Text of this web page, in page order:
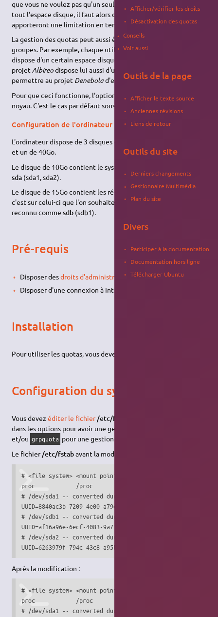
que vous ne voulez pas qu'un seul utilisateur puisse occuper
tout l'espace disque, il faut alors définir des quotas qui
apporteront une limitation en terme d'espace disque utilisé.
La gestion des quotas peut aussi être utilisée au niveau des
groupes. Par exemple, chaque utilisateur du projet
dispose d'un certain espace disque, et le dossier commun du
projet Albireodispose lui aussi d'une taille maximale afin de
permettre au projet Denebolad'exister.
Pour que ceci fonctionne, l'option doit être activée dans le
noyau. C'est le cas par défaut sous Ubuntu.
Configuration de l'ordinateur d'exemple
L'ordinateur dispose de 3 disques dur : un de 10Go, un de 15Go,
et un de 40Go.
Le disque de 10Go contient le système. Il est reconnu comme
sda (sda1, sda2).
Le disque de 15Go contient les répertoires des utilisateurs,
c'est sur celui-ci que l'on souhaite définir les quotas. il est
reconnu commesdb (sdb1).
Pré-requis
Disposer desdroits d'administration
Disposer d'une connexion à Internet configurée et activée.
Installation
Pour utiliser les quotas, vous devez
Configuration du système
Vous devezéditer le fichier/etc/fstab
dans les options pour avoir une gestion au niveau utilisateur,
et/ou grpquota pour une gestion par groupe.
Le fichier/etc/fstabavant la modification :
# <file system> <mount point>   <type>  <options>
proc            /proc           proc    defaults
# /dev/sda1 -- converted during upgrade to edgy
UUID=8840ac3b-7209-4e00-a79e-d393de74e0ca / ext3
# /dev/sdb1 -- converted during upgrade to edgy
UUID=af16a96e-6ecf-4083-9a77-b21fedf09e5d /home ext3
# /dev/sda2 -- converted during upgrade to edgy
UUID=6263979f-794c-43c8-a95b-b33627978928 none swap sw 0
Après la modification :
# <file system> <mount point>   <type>  <options>
proc            /proc           proc    defaults
# /dev/sda1 -- converted during upgrade to edgy
Afficher/vérifier les droits
Désactivation des quotas
Conseils
Voir aussi
Outils de la page
Afficher le texte source
Anciennes révisions
Liens de retour
Outils du site
Derniers changements
Gestionnaire Multimédia
Plan du site
Divers
Participer à la documentation
Documentation hors ligne
Télécharger Ubuntu